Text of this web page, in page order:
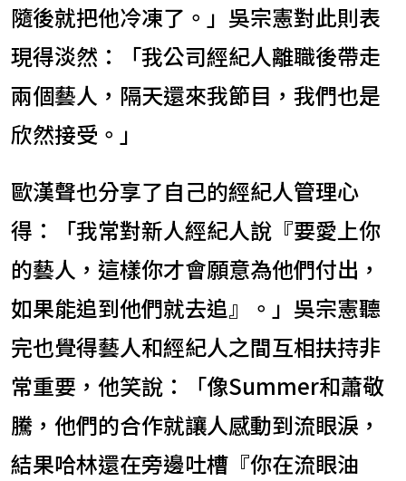
隨後就把他冷凍了。」吳宗憲對此則表
現得淡然：「我公司經紀人離職後帶走
兩個藝人，隔天還來我節目，我們也是
欣然接受。」
歐漢聲也分享了自己的經紀人管理心
得：「我常對新人經紀人說『要愛上你
的藝人，這樣你才會願意為他們付出，
如果能追到他們就去追』。」吳宗憲聽
完也覺得藝人和經紀人之間互相扶持非
常重要，他笑說：「像Summer和蕭敬
騰，他們的合作就讓人感動到流眼淚，
結果哈林還在旁邊吐槽『你在流眼油